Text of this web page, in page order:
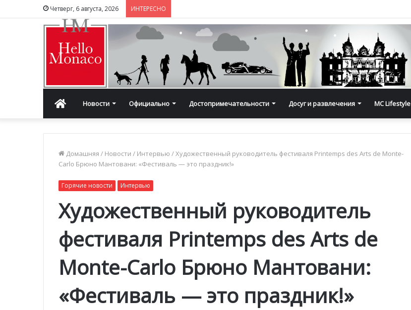
Четверг, 6 августа, 2026 ИНТЕРЕСНО
ГлавнаяНовости Официально Достопримечательности Досуг и развлечения MC Lifestyle
Домашняя / Новости / Интервью /Художественный руководитель фестиваля Printemps des Arts de Monte-
Carlo Брюно Мантовани: «Фестиваль — это праздник!»
Горячие новости Интервью
Художественный руководитель
фестиваля Printemps des Arts de
Monte-Carlo Брюно Мантовани:
«Фестиваль — это праздник!»